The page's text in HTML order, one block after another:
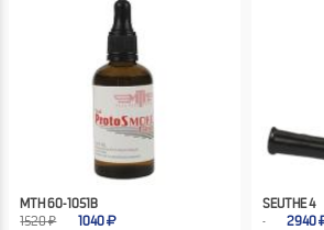
MTH 60-1051B
1520 ₽
1040
SEUTHE 4
2940